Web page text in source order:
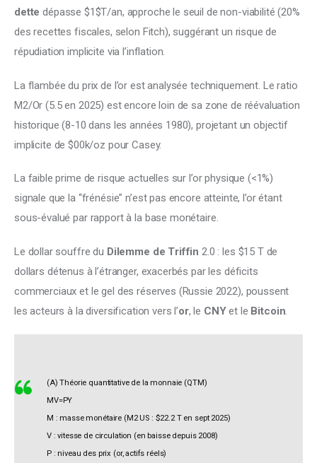
dette dépasse $1$T/an, approche le seuil de non-viabilité (20%
des recettes fiscales, selon Fitch), suggérant un risque de
répudiation implicite via l’inflation.
La flambée du prix de l’or est analysée techniquement. Le ratio
M2/Or (5.5 en 2025) est encore loin de sa zone de réévaluation
historique (8-10 dans les années 1980), projetant un objectif
implicite de $00k/oz pour Casey.
La faible prime de risque actuelles sur l’or physique (<1%)
signale que la “frénésie” n’est pas encore atteinte, l’or étant
sous-évalué par rapport à la base monétaire.
Le dollar souffre du Dilemme de Triffin 2.0 : les $15 T de
dollars détenus à l’étranger, exacerbés par les déficits
commerciaux et le gel des réserves (Russie 2022), poussent
les acteurs à la diversification vers l’or, le CNY et le Bitcoin.
(A) Théorie quantitative de la monnaie (QTM)
MV=PY
M : masse monétaire (M2 US : $22.2 T en sept 2025)
V : vitesse de circulation (en baisse depuis 2008)
P : niveau des prix (or, actifs réels)